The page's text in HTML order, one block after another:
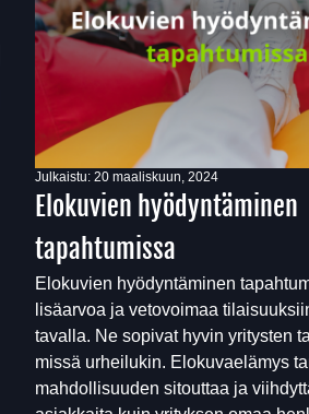
Julkaistu: 20 maaliskuun, 2024
Elokuvien hyödyntäminen
tapahtumissa
Elokuvien hyödyntäminen
lisäarvoa ja vetovoimaa
tavalla. Ne sopivat hyvin yritysten
missä urheilukin. Elokuvaelämys
mahdollisuuden sitouttaa ja